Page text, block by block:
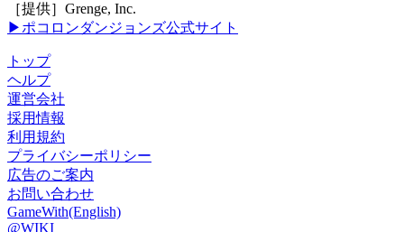
［提供］Grenge, Inc.
▶ポコロンダンジョンズ公式サイト
トップ
ヘルプ
運営会社
採用情報
利用規約
プライバシーポリシー
広告のご案内
お問い合わせ
GameWith(English)
@WIKI